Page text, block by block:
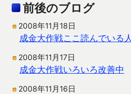
前後のブログ
2008年11月18日
成金大作戦ここ読んでいる
2008年11月17日
成金大作戦いろいろ改善中
2008年11月16日